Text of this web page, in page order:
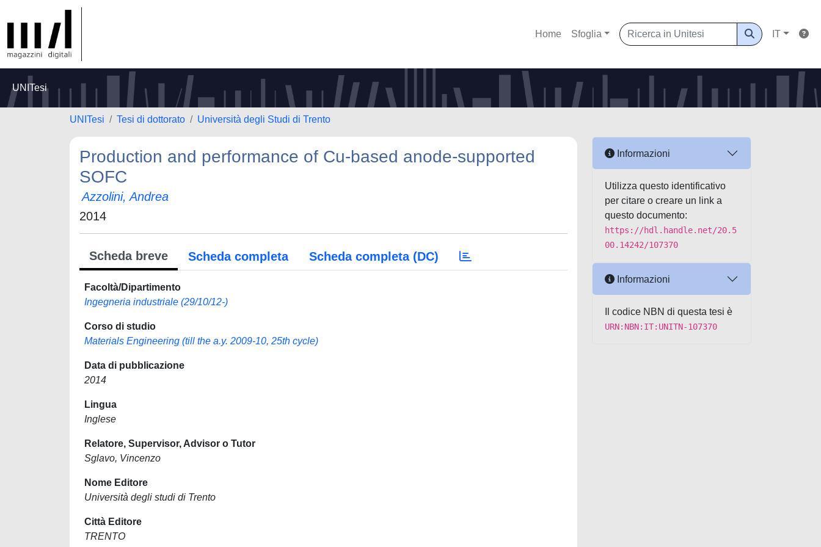
Home Sfoglia IT
UNITesi
UNITesi Tesi di dottorato Università degli Studi di Trento
Production and performance of Cu-based anode-supported
SOFC
Azzolini, Andrea
2014
Scheda breve Scheda completa Scheda completa (DC)
Facoltà/Dipartimento
Ingegneria industriale (29/10/12-)
Corso di studio
Materials Engineering (till the a.y. 2009-10, 25th cycle)
Data di pubblicazione
2014
Lingua
Inglese
Relatore, Supervisor, Advisor o Tutor
Sglavo, Vincenzo
Nome Editore
Università degli studi di Trento
Città Editore
TRENTO
Informazioni
Utilizza questo identificativo
per citare o creare un link a
questo documento:
https://hdl.handle.net/20.5
00.14242/107370
Informazioni
Il codice NBN di questa tesi è
URN:NBN:IT:UNITN-107370